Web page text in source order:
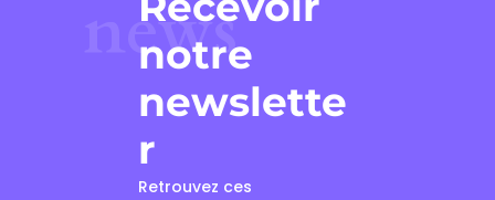
news
notre
newslette
r
Retrouvez ces